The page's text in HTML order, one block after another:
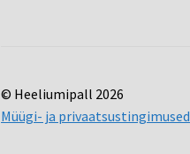
© Heeliumipall 2026
Müügi- ja privaatsustingimused